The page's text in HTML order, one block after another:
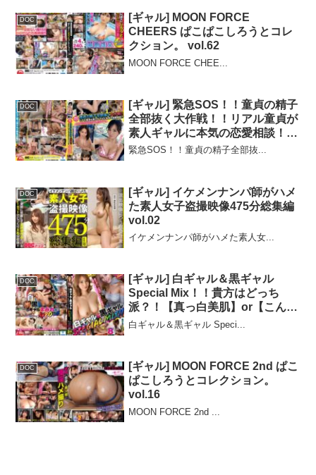
DOC
[ギャル] MOON FORCE
CHEERS ぱこぱこしろうとコレ
クション。 vol.62
MOON FORCE CHEE...
DOC
[ギャル] 緊急SOS！！童貞の精子
全部抜く大作戦！！リアル童貞が
素人ギャルに本気の恋愛相談！？
自信をつけさせるためにまさかの
爆発！？
緊急SOS！！童貞の精子全部抜...
DOC
[ギャル] イケメンナンパ師がハメ
た素人女子盗撮映像475分総集編
vol.02
イケメンナンパ師がハメた素人女...
DOC
[ギャル] 白ギャル＆黒ギャル
Special Mix！！貴方はどっち
派？！【真っ白美肌】or【こんが
り小麦肌】 選べないくらいのハ
BEST！
白ギャル＆黒ギャル Speci...
DOC
[ギャル] MOON FORCE 2nd ぱこ
ぱこしろうとコレクション。
vol.16
MOON FORCE 2nd ...